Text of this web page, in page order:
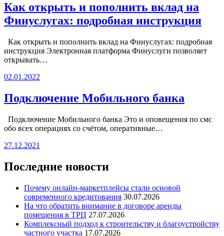
Как открыть и пополнить вклад на
Финуслугах: подробная инструкция
Как открыть и пополнить вклад на Финуслугах: подробная
инструкция Электронная платформа Финуслуги позволяет
открывать…
02.01.2022
Подключение Мобильного банка
Подключение Мобильного банка Это и оповещения по смс
обо всех операциях со счётом, оперативные…
27.12.2021
Последние новости
Почему онлайн-маркетплейсы стали основой
современного кредитования 30.07.2026
На что обратить внимание в договоре аренды
помещения в ТРЦ 27.07.2026
Комплексный подход к строительству и благоустройству
частного участка 17.07.2026